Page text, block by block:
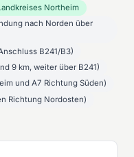
Northeim
nach Norden über
B241/B3)
9 km, weiter über B241)
und A7 Richtung Süden)
Richtung Nordosten)